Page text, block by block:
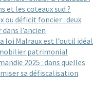
et les coteaux sud ?
ou déficit foncier : deux
l’ancien
loi Malraux est l’outil idéal
patrimonial
2025 : dans quelles
sa défiscalisation